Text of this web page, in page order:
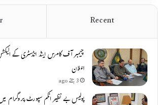
Recent
اعلان
3 ہفتے ago
پولیس بے نظیر انکم سپورٹ پروگرام